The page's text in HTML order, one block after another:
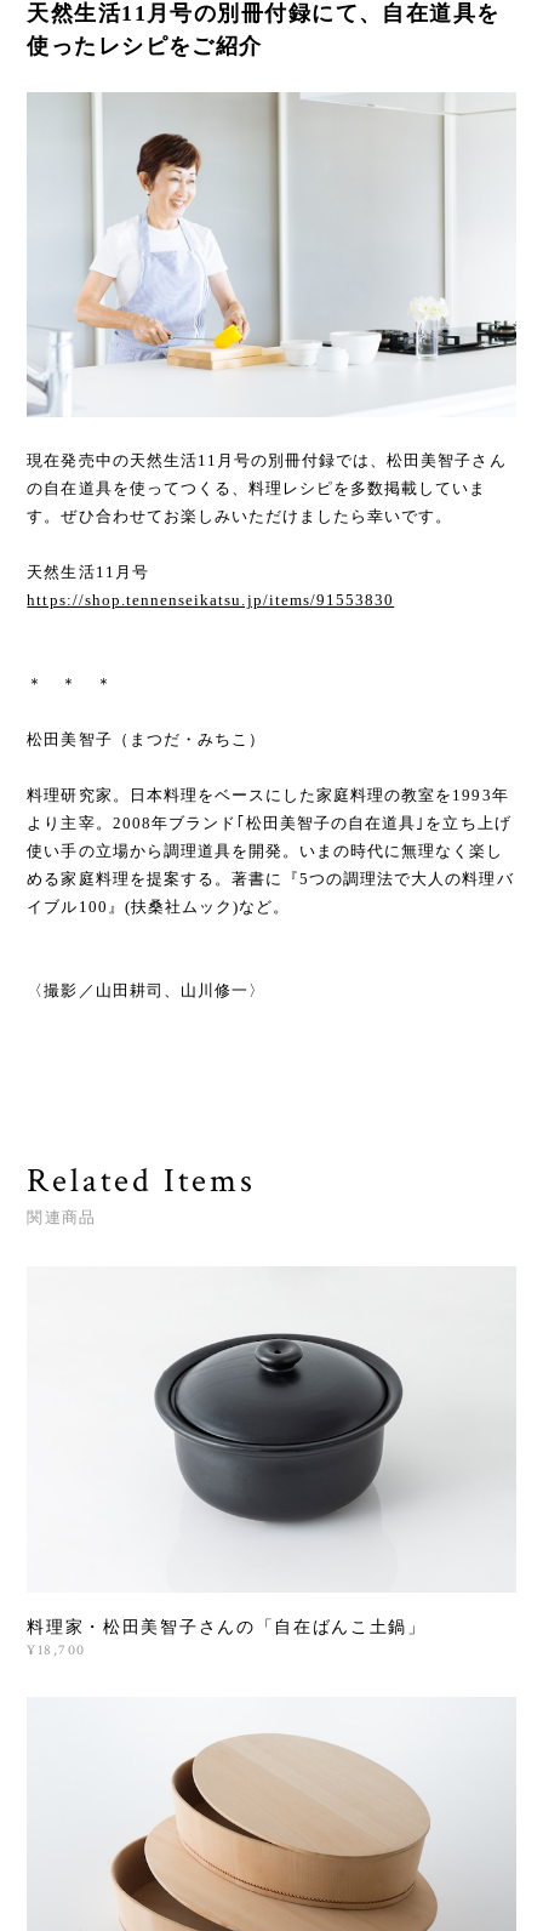
天然生活11月号の別冊付録にて、自在道具を
使ったレシピをご紹介
現在発売中の天然生活11月号の別冊付録では、松田美智子さん
の自在道具を使ってつくる、料理レシピを多数掲載していま
す。ぜひ合わせてお楽しみいただけましたら幸いです。
天然生活11月号
https://shop.tennenseikatsu.jp/items/91553830
＊ ＊ ＊
松田美智子（まつだ・みちこ）
料理研究家。日本料理をベースにした家庭料理の教室を1993年
より主宰。2008年ブランド｢松田美智子の自在道具｣を立ち上げ
使い手の立場から調理道具を開発。いまの時代に無理なく楽し
める家庭料理を提案する。著書に『5つの調理法で大人の料理バ
イブル100』(扶桑社ムック)など。
〈撮影／山田耕司、山川修一〉
Related Items
関連商品
料理家・松田美智子さんの「自在ばんこ土鍋」
¥18,700